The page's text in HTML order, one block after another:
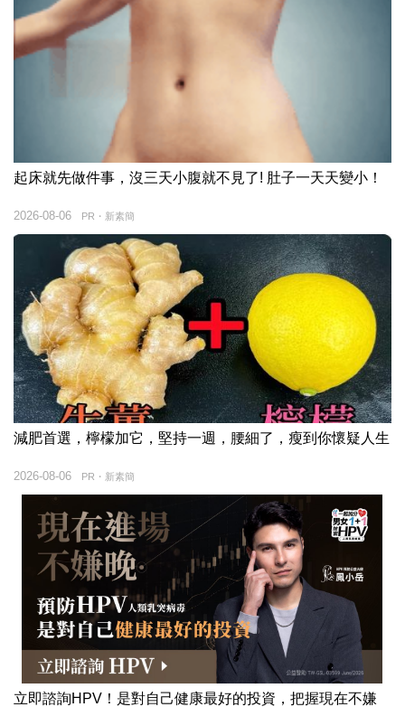
起床就先做件事，沒三天小腹就不見了! 肚子一天天變小！
PR・新素簡
2026-08-06
減肥首選，檸檬加它，堅持一週，腰細了，瘦到你懷疑人生
PR・新素簡
2026-08-06
立即諮詢HPV！是對自己健康最好的投資，把握現在不嫌